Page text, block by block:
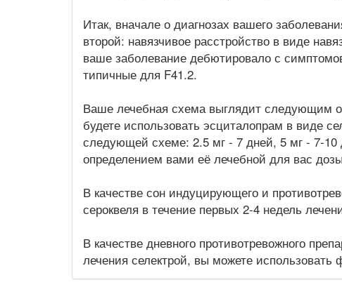
Итак, вначале о диагнозах вашего
второй: навязчивое расстройство в виде
ваше заболевание дебютировало с
типичные для F41.2.
Ваше лечебная схема выглядит следующим
будете использовать эсциталопрам в виде
следующей схеме: 2.5 мг - 7 дней, 5 мг - 7-
определением вами её лечебной для вас
В качестве сон индуцирующего и
сероквеля в течение первых 2-4 недель
В качестве дневного противотревожного
лечения селектрой, вы можете